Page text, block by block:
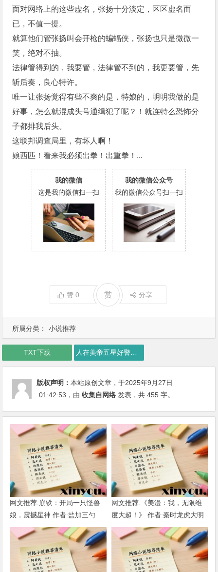
所属分类： 小说推荐
面对网络上的这些虚名，张扬十分淡定，区区虚名而
已，不值一提。
就算他们管张扬叫会开枪的蝙蝠侠，张扬也只是微微一
笑，绝对不抽。
法律管得到的，我要管，法律管不到的，我更要管，先
斩后奏，良心特许。
唯一让张扬觉得有些不爽的是，特娘的，明明我做的是
好事，怎么就混成头号通缉犯了呢？！就连特么恐怖分
子都排我后头。
这联邦调查局里，有坏人啊！
娘西匹！看来我必须出拳！出重拳！...
我的微信
这是我的微信扫一扫
我的微信公众号
我的微信公众号扫一扫
赞0 赏 分享
TXT下载 人在美帝五星好警察下载
版权声明：本站原创文章，于2025年9月27日
01:42:53 ，由收集自网络 发表，共 455 字。
网文推荐:崩铁：开局一只怪兽
娘，震撼星神 作者:盐加三勺
（1-218）TXT下载
网文推荐:《美漫：我，无限维
度大超！》 作者:秦时龙虎大明
1-802章 TXT下载